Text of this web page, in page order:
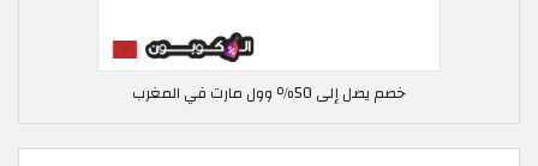
خصم يصل إلى 50٪ وول مارت في المغرب